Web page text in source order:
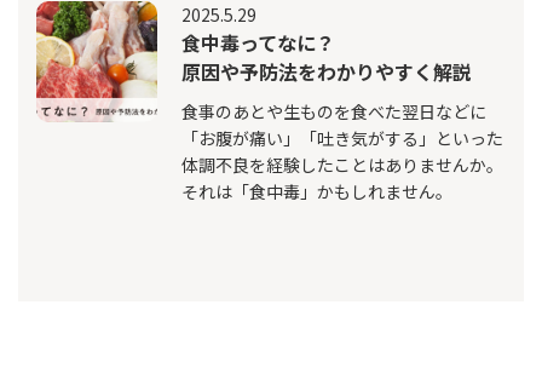
2025.5.29
食中毒ってなに？
原因や予防法をわかりやすく解説
食事のあとや生ものを食べた翌日などに
「お腹が痛い」「吐き気がする」といった
体調不良を経験したことはありませんか。
それは「食中毒」かもしれません。